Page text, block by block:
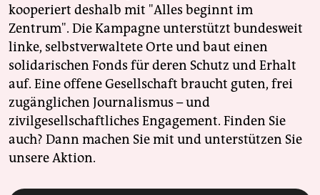
kooperiert deshalb mit "Alles beginnt im
Zentrum". Die Kampagne unterstützt bundesweit
linke, selbstverwaltete Orte und baut einen
solidarischen Fonds für deren Schutz und Erhalt
auf. Eine offene Gesellschaft braucht guten, frei
zugänglichen Journalismus – und
zivilgesellschaftliches Engagement. Finden Sie
auch? Dann machen Sie mit und unterstützen Sie
unsere Aktion.